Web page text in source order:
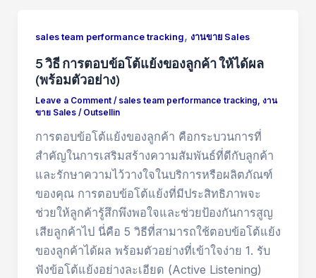
sales team performance tracking, งานขาย Sales
5 วิธี การตอบข้อโต้แย้งของลูกค้า ให้ได้ผล
(พร้อมตัวอย่าง)
Leave a Comment / sales team performance tracking, งาน
ขาย Sales/ Outsellin
การตอบข้อโต้แย้งของลูกค้า คือกระบวนการที่
สำคัญในการเสริมสร้างความสัมพันธ์ที่ดีกับลูกค้า
และรักษาความไว้วางใจในบริการหรือผลิตภัณฑ์
ของคุณ การตอบข้อโต้แย้งที่มีประสิทธิภาพจะ
ช่วยให้ลูกค้ารู้สึกพึงพอใจและช่วยป้องกันการสูญ
เสียลูกค้าไป นี่คือ 5 วิธีที่สามารถใช้ตอบข้อโต้แย้ง
ของลูกค้าได้ผล พร้อมตัวอย่างที่เข้าใจง่าย 1. รับ
ฟังข้อโต้แย้งอย่างละเอียด (Active Listening)